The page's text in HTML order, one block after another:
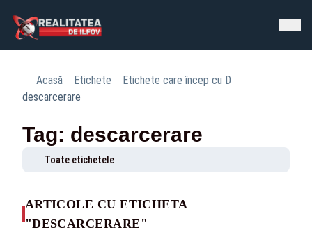
Acasă Etichete
Etichete care încep cu D
descarcerare
Tag: descarcerare
Toate etichetele
ARTICOLE CU ETICHETA
"DESCARCERARE"